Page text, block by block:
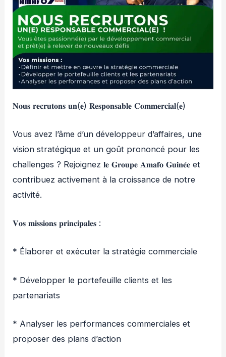
𝐍𝐨𝐮𝐬 𝐫𝐞𝐜𝐫𝐮𝐭𝐨𝐧𝐬 𝐮𝐧(𝐞) 𝐑𝐞𝐬𝐩𝐨𝐧𝐬𝐚𝐛𝐥𝐞 𝐂𝐨𝐦𝐦𝐞𝐫𝐜𝐢𝐚𝐥(𝐞)
Vous avez l’âme d’un développeurd’affaires, une
vision stratégique et un goût prononcé pour les
challenges ? Rejoignez 𝐥𝐞 𝐆𝐫𝐨𝐮𝐩𝐞 𝐀𝐦𝐚𝐟𝐨 𝐆𝐮𝐢𝐧𝐞́𝐞 et
contribuez activement à la croissance de notre
activité.
𝐕𝐨𝐬 𝐦𝐢𝐬𝐬𝐢𝐨𝐧𝐬 𝐩𝐫𝐢𝐧𝐜𝐢𝐩𝐚𝐥𝐞𝐬 :
* Élaborer et exécuter la stratégie commerciale
* Développer le portefeuille clients et les
partenariats
* Analyser les performances commerciales et
proposer des plans d’action